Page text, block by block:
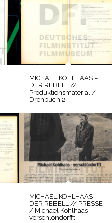
MICHAEL KOHLHAAS –
DER REBELL //
Produktionsmaterial /
Drehbuch 2
MICHAEL KOHLHAAS –
DER REBELL // PRESSE
/ Michael Kohlhaas –
verschlöndorfft